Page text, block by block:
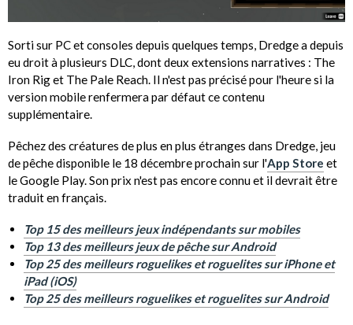
Sorti sur PC et consoles depuis quelques temps, Dredge a depuis
eu droit à plusieurs DLC, dont deux extensions narratives : The
Iron Rig et The Pale Reach. Il n'est pas précisé pour l'heure si la
version mobile renfermera par défaut ce contenu
supplémentaire.
Pêchez des créatures de plus en plus étranges dans Dredge, jeu
de pêche disponible le 18 décembre prochain sur l'App Store et
le Google Play. Son prix n'est pas encore connu et il devrait être
traduit en français.
Top 15 des meilleurs jeux indépendants sur mobiles
Top 13 des meilleurs jeux de pêche sur Android
Top 25 des meilleurs roguelikes et roguelites sur iPhone et
iPad (iOS)
Top 25 des meilleurs roguelikes et roguelites sur Android